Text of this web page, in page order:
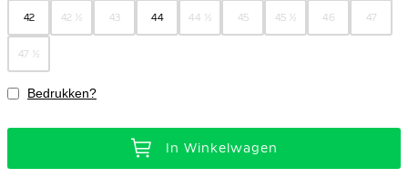
42 42 ½ 43 44 44 ½ 45 45 ½ 46 47
47 ½
Bedrukken?
In Winkelwagen